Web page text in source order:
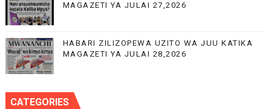
MAGAZETI YA JULAI 27,2026
HABARI ZILIZOPEWA UZITO WA JUU KATIKA
MAGAZETI YA JULAI 28,2026
CATEGORIES